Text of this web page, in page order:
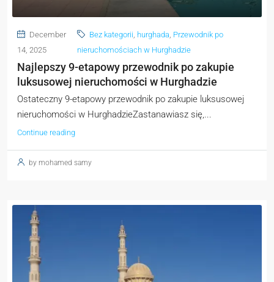
December
14, 2025
Bez kategorii hurghada Przewodnik po
nieruchomościach w Hurghadzie
Najlepszy 9-etapowy przewodnik po zakupie
luksusowej nieruchomości w Hurghadzie
Ostateczny 9-etapowy przewodnik po zakupie luksusowej
nieruchomości w HurghadzieZastanawiasz się,...
Continue reading
by mohamed samy